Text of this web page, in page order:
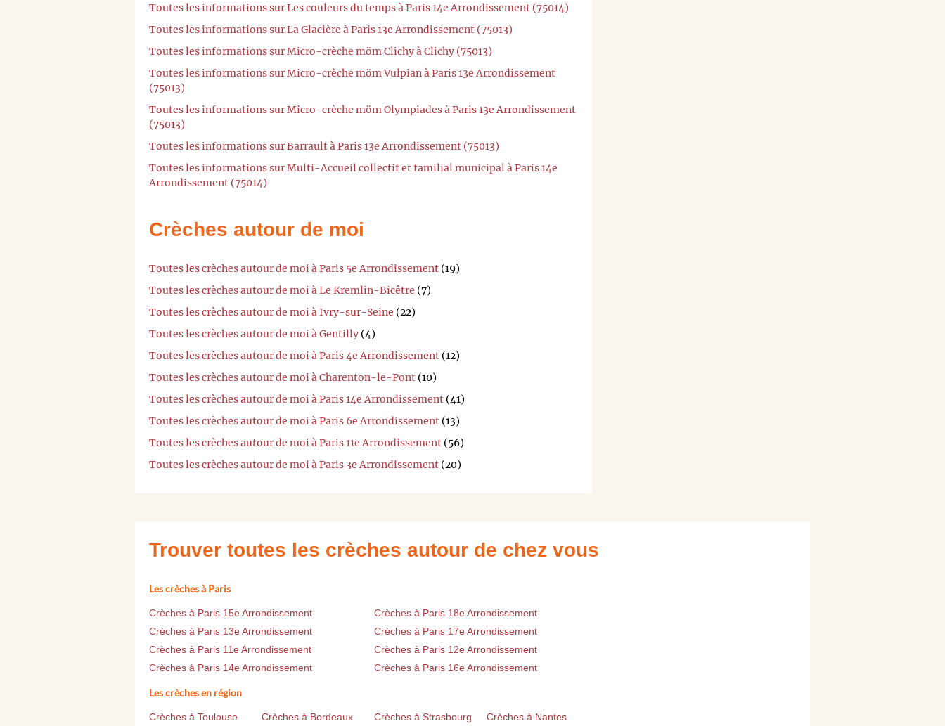
Toutes les informations sur Les couleurs du temps à Paris 14e Arrondissement (75014)
Toutes les informations sur La Glacière à Paris 13e Arrondissement (75013)
Toutes les informations sur Micro-crèche möm Clichy à Clichy (75013)
Toutes les informations sur Micro-crèche möm Vulpian à Paris 13e Arrondissement
(75013)
Toutes les informations sur Micro-crèche möm Olympiades à Paris 13e Arrondissement
(75013)
Toutes les informations sur Barrault à Paris 13e Arrondissement (75013)
Toutes les informations sur Multi-Accueil collectif et familial municipal à Paris 14e
Arrondissement (75014)
Crèches autour de moi
Toutes les crèches autour de moi à Paris 5e Arrondissement (19)
Toutes les crèches autour de moi à Le Kremlin-Bicêtre (7)
Toutes les crèches autour de moi à Ivry-sur-Seine (22)
Toutes les crèches autour de moi à Gentilly (4)
Toutes les crèches autour de moi à Paris 4e Arrondissement (12)
Toutes les crèches autour de moi à Charenton-le-Pont (10)
Toutes les crèches autour de moi à Paris 14e Arrondissement (41)
Toutes les crèches autour de moi à Paris 6e Arrondissement (13)
Toutes les crèches autour de moi à Paris 11e Arrondissement (56)
Toutes les crèches autour de moi à Paris 3e Arrondissement (20)
Trouver toutes les crèches autour de chez vous
Les crèches à Paris
Crèches à Paris 15e Arrondissement
Crèches à Paris 18e Arrondissement
Crèches à Paris 13e Arrondissement
Crèches à Paris 17e Arrondissement
Crèches à Paris 11e Arrondissement
Crèches à Paris 12e Arrondissement
Crèches à Paris 14e Arrondissement
Crèches à Paris 16e Arrondissement
Les crèches en région
Crèches à Toulouse Crèches à Bordeaux Crèches à Strasbourg
Crèches à Nantes